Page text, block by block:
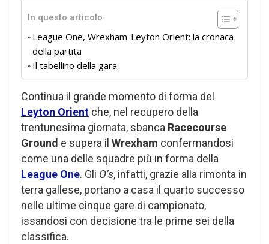
In questo articolo
League One, Wrexham-Leyton Orient: la cronaca
della partita
Il tabellino della gara
Continua il grande momento di forma del
Leyton Orient che, nel recupero della
trentunesima giornata, sbanca Racecourse
Ground e supera il Wrexham confermandosi
come una delle squadre più in forma della
League One. Gli O’s, infatti, grazie alla rimonta in
terra gallese, portano a casa il quarto successo
nelle ultime cinque gare di campionato,
issandosi con decisione tra le prime sei della
classifica.